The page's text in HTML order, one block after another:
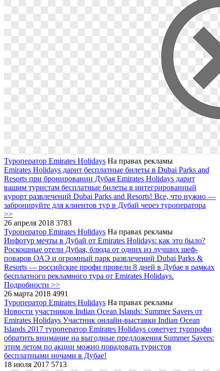
Туроператор Emirates Holidays На правах рекламы
Emirates Holidays дарит бесплатные билеты в Dubai Parks and
Resorts при бронировании Дубая Emirates Holidays дарит
вашим туристам бесплатные билеты в интегрированный
курорт развлечений Dubai Parks and Resorts! Все, что нужно ―
забронируйте для клиентов тур в Дубай через туроператора
>>
26 апреля 2018 3783
Туроператор Emirates Holidays На правах рекламы
Инфотур мечты в Дубай от Emirates Holidays: как это было?
Роскошные отели Дубая, блюда от одних из лучших шеф-
поваров ОАЭ и огромный парк развлечений Dubai Parks &
Resorts ― российские профи провели 8 дней в Дубае в рамках
бесплатного рекламного тура от Emirates Holidays.
Подробности >>
26 марта 2018 4991
Туроператор Emirates Holidays На правах рекламы
Новости участников Indian Ocean Islands: Summer Savers от
Emirates Holidays Участник онлайн-выставки Indian Ocean
Islands 2017 туроператор Emirates Holidays советует турпрофи
обратить внимание на выгодные предложения Summer Savers:
этим летом по акции можно порадовать туристов
бесплатными ночами в Дубае!
18 июля 2017 5713